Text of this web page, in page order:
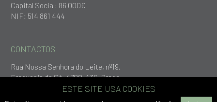
Capital Social: 86 000€
NIF: 514 861 444
CONTACTOS
Rua Nossa Senhora do Leite, nº19,
Freguesia da Sé, 4700-436, Braga
ESTE SITE USA COOKIES